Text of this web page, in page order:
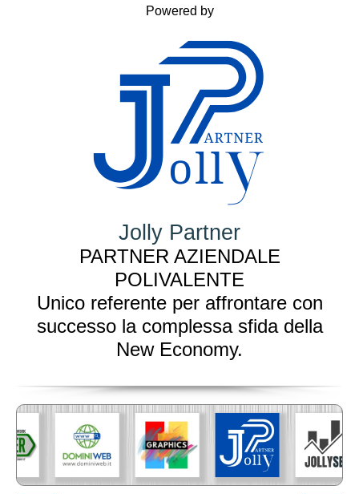
Powered by
Jolly Partner
PARTNER AZIENDALE
POLIVALENTE
Unico referente per affrontare con
successo la complessa sfida della
New Economy.